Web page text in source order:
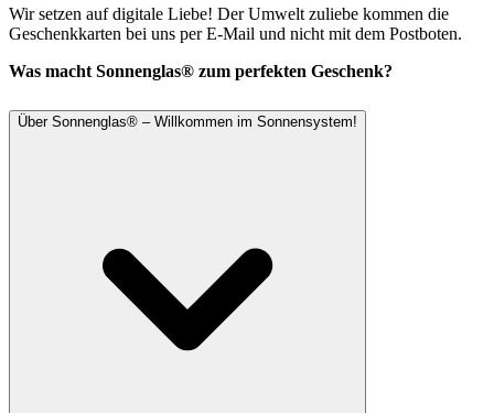
Wir setzen auf digitale Liebe! Der Umwelt zuliebe kommen die
Geschenkkarten bei uns per E-Mail und nicht mit dem Postboten.
Was macht Sonnenglas® zum perfekten Geschenk?
Über Sonnenglas® – Willkommen im Sonnensystem!